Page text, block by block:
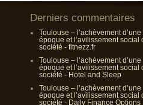
Derniers commentaires
Toulouse – l’achèvement d’une
époque et l’avilissement social
société - fitnezz.fr
Toulouse – l’achèvement d’une
époque et l’avilissement social
société - Hotel and Sleep
Toulouse – l’achèvement d’une
époque et l’avilissement social
société - Daily Finance Options